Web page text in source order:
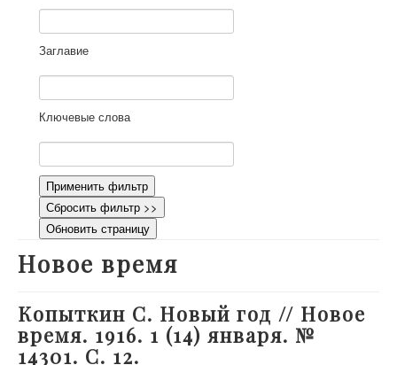
Научная работа
Как работать с сайтом
Контакты
Заглавие
Ключевые слова
Применить фильтр
Сбросить фильтр >>
Обновить страницу
Новое время
Копыткин С. Новый год // Новое
время. 1916. 1 (14) января. №
14301. С. 12.